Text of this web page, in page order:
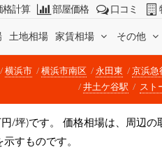
土地相場 家賃相場 その他
格計算 部屋価格 口コミ
横浜市 横浜市南区 永田東 京浜急
井土ケ谷駅
スト
/坪)です。 価格相場は、周辺の
すものです。